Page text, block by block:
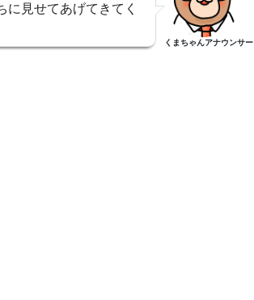
見せてあげてきてく
くまちゃんアナウンサー